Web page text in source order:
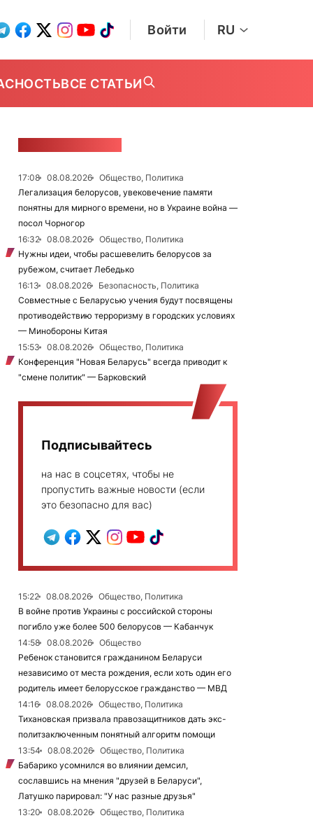
Войти RU
ВСЕ СТАТЬИ
17:08 08.08.2026
Общество, Политика
Легализация белорусов, увековечение памяти
понятны для мирного времени, но в Украине война —
посол Чорногор
16:32
08.08.2026
Общество, Политика
Нужны идеи, чтобы расшевелить белорусов за
рубежом, считает Лебедько
16:13
08.08.2026
Безопасность, Политика
Совместные с Беларусью учения будут посвящены
противодействию терроризму в городских условиях
— Минобороны Китая
15:53
08.08.2026
Общество, Политика
Конференция "Новая Беларусь" всегда приводит к
"смене политик" — Барковский
Подписывайтесь
на нас в соцсетях, чтобы не
пропустить важные новости (если
это безопасно для вас)
15:22 08.08.2026
Общество, Политика
В войне против Украины с российской стороны
погибло уже более 500 белорусов — Кабанчук
14:58
08.08.2026
Общество
Ребенок становится гражданином Беларуси
независимо от места рождения, если хоть один его
родитель имеет белорусское гражданство — МВД
14:16
08.08.2026
Общество, Политика
Тихановская призвала правозащитников дать экс-
политзаключенным понятный алгоритм помощи
13:54
08.08.2026
Общество, Политика
Бабарико усомнился во влиянии демсил,
сославшись на мнения "друзей в Беларуси",
Латушко парировал: "У нас разные друзья"
13:20
08.08.2026
Общество, Политика